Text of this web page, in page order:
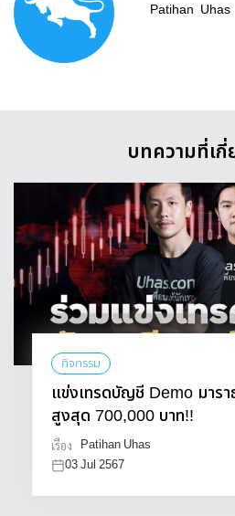
Patihan Uhas
บทความที่เกี่
กิจกรรม
แข่งเทรดบัญชี Demo มาร
สูงสุด 700,000 บาท!!
เรื่อง
Patihan Uhas
03 Jul 2567